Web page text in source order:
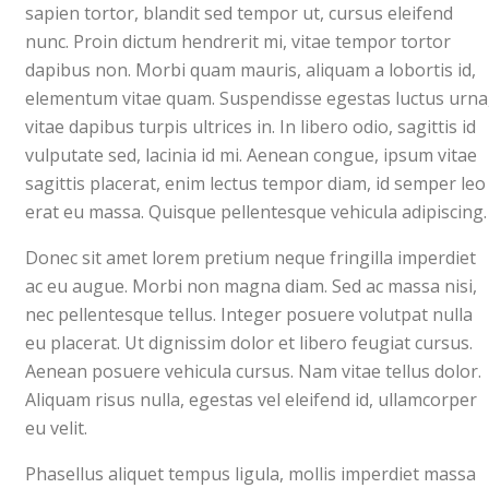
sapien tortor, blandit sed tempor ut, cursus eleifend
nunc. Proin dictum hendrerit mi, vitae tempor tortor
dapibus non. Morbi quam mauris, aliquam a lobortis id,
elementum vitae quam. Suspendisse egestas luctus
vitae dapibus turpis ultrices in. In libero odio, sagittis id
vulputate sed, lacinia id mi. Aenean congue, ipsum vitae
sagittis placerat, enim lectus tempor diam, id semper leo
erat eu massa. Quisque pellentesque vehicula adipiscing.
Donec sit amet lorem pretium neque fringilla imperdiet
ac eu augue. Morbi non magna diam. Sed ac massa nisi,
nec pellentesque tellus. Integer posuere volutpat nulla
eu placerat. Ut dignissim dolor et libero feugiat cursus.
Aenean posuere vehicula cursus. Nam vitae tellus dolor.
Aliquam risus nulla, egestas vel eleifend id, ullamcorper
eu velit.
Phasellus aliquet tempus ligula, mollis imperdiet massa